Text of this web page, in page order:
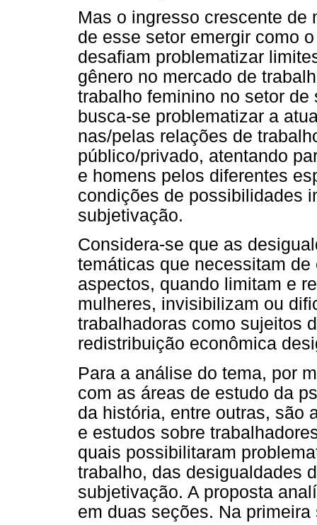
Mas o ingresso crescente de
de esse setor emergir como
desafiam problematizar
gênero no mercado de
trabalho feminino no setor
busca-se problematizar a
nas/pelas relações de
público/privado, atentando
e homens pelos diferentes
condições de possibilidades
subjetivação.
Considera-se que as
temáticas que necessitam
aspectos, quando limitam e
mulheres, invisibilizam ou
trabalhadoras como sujeitos
redistribuição econômica
Para a análise do tema, por
com as áreas de estudo da
da história, entre outras, são
e estudos sobre
quais possibilitaram
trabalho, das desigualdades
subjetivação. A proposta
em duas seções. Na